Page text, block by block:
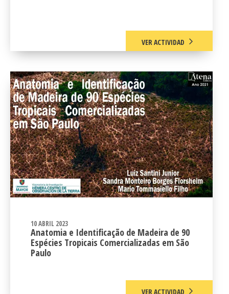
VER ACTIVIDAD
10 ABRIL 2023
Anatomia e Identificação de Madeira de 90
Espécies Tropicais Comercializadas em São
Paulo
VER ACTIVIDAD